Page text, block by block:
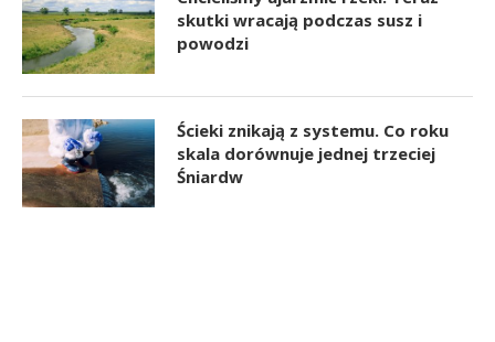
skutki wracają podczas susz i
powodzi
Ścieki znikają z systemu. Co roku
skala dorównuje jednej trzeciej
Śniardw